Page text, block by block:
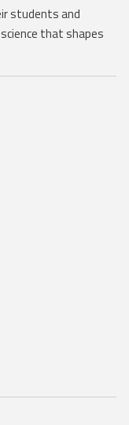
students and
that shapes